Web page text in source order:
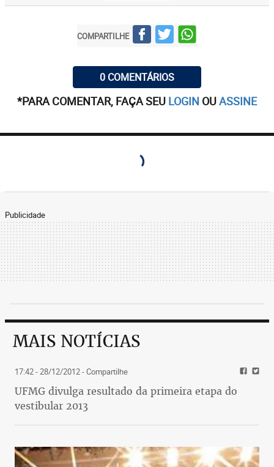
COMPARTILHE
0 COMENTÁRIOS
*PARA COMENTAR, FAÇA SEU LOGIN OUASSINE
Publicidade
MAIS NOTÍCIAS
17:42 - 28/12/2012- Compartilhe
UFMG divulga resultado da primeira etapa do
vestibular 2013